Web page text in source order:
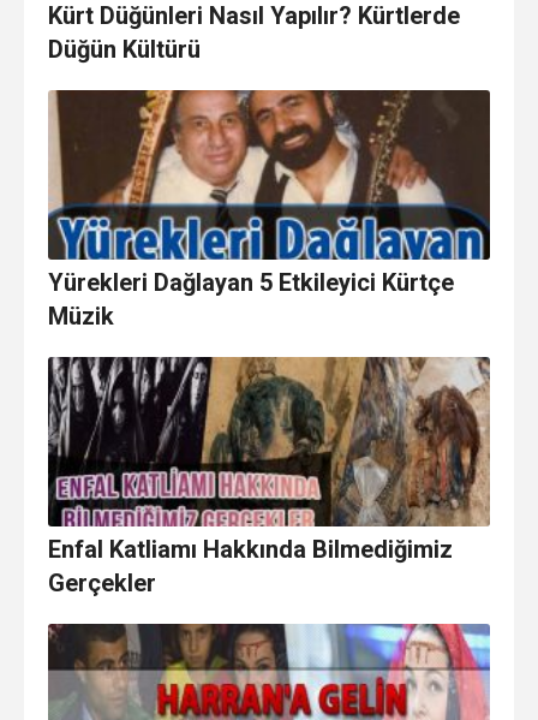
Kürt Düğünleri Nasıl Yapılır? Kürtlerde
Düğün Kültürü
Yürekleri Dağlayan 5 Etkileyici Kürtçe
Müzik
Enfal Katliamı Hakkında Bilmediğimiz
Gerçekler